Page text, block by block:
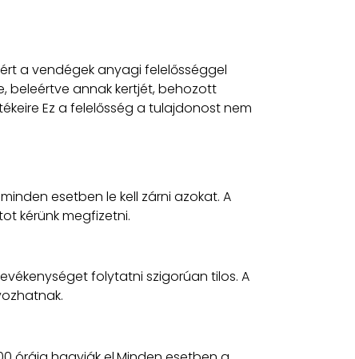
a vendégek anyagi felelősséggel
beleértve annak kertjét, behozott
Ez a felelősség a tulajdonost nem
esetben le kell zárni azokat. A
kérünk megfizetni.
folytatni szigorúan tilos. A